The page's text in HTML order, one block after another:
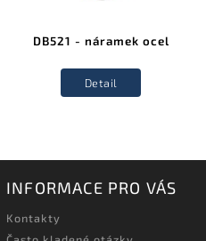
DB521 - náramek ocel
Detail
INFORMACE PRO VÁS
Kontakty